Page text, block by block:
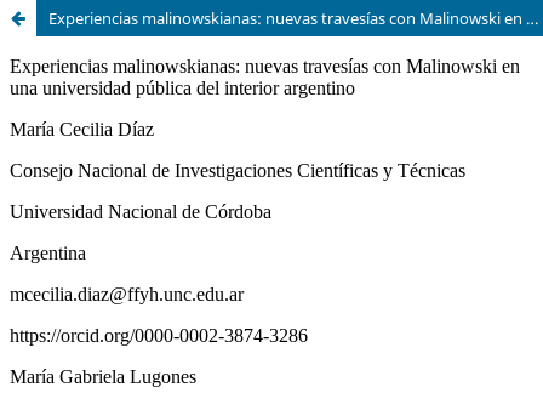
Experiencias malinowskianas: nuevas travesías con Malinowski en una universidad pública del interior argentino